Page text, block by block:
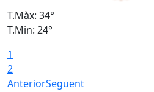
T.Màx: 34°
T.Min: 24°
1
2
AnteriorSegüent